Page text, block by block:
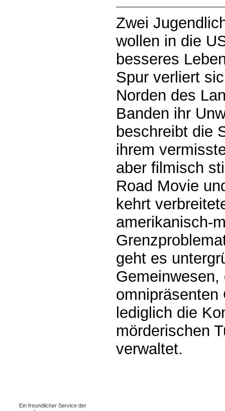
Zwei
wollen in die
besseres
Spur verliert
Norden des
Banden ihr
beschreibt die
ihrem
aber filmisch
Road Movie
kehrt
amerikanisch-
geht es
omnipräsenten
lediglich die
mörderischen
verwaltet.
Ein freundlicher Service der